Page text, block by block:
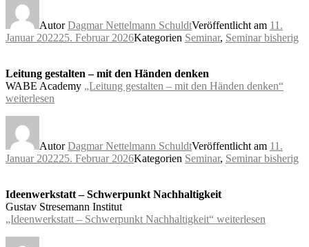
AutorDagmar Nettelmann SchuldtVeröffentlicht am 11.
Januar 202225. Februar 2026Kategorien Seminar, Seminar bisherig
Leitung gestalten – mit den Händen denken
WABE Academy „Leitung gestalten – mit den Händen denken“
weiterlesen
AutorDagmar Nettelmann SchuldtVeröffentlicht am 11.
Januar 202225. Februar 2026Kategorien Seminar, Seminar bisherig
Ideenwerkstatt – Schwerpunkt Nachhaltigkeit
Gustav Stresemann Institut
„Ideenwerkstatt – Schwerpunkt Nachhaltigkeit“ weiterlesen